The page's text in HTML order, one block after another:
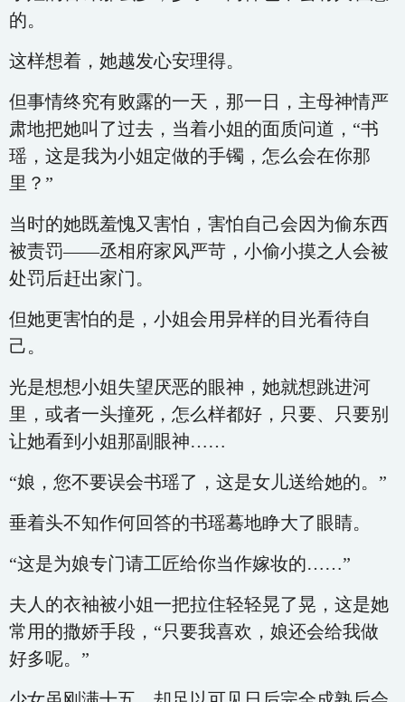
的。
这样想着，她越发心安理得。
但事情终究有败露的一天，那一日，主母神情严
肃地把她叫了过去，当着小姐的面质问道，“书
瑶，这是我为小姐定做的手镯，怎么会在你那
里？”
当时的她既羞愧又害怕，害怕自己会因为偷东西
被责罚——丞相府家风严苛，小偷小摸之人会被
处罚后赶出家门。
但她更害怕的是，小姐会用异样的目光看待自
己。
光是想想小姐失望厌恶的眼神，她就想跳进河
里，或者一头撞死，怎么样都好，只要、只要别
让她看到小姐那副眼神……
“娘，您不要误会书瑶了，这是女儿送给她的。”
垂着头不知作何回答的书瑶蓦地睁大了眼睛。
“这是为娘专门请工匠给你当作嫁妆的……”
夫人的衣袖被小姐一把拉住轻轻晃了晃，这是她
常用的撒娇手段，“只要我喜欢，娘还会给我做
好多呢。”